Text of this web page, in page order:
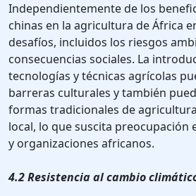
Independientemente de los
chinas en la agricultura de África
desafíos, incluidos los riesgos
consecuencias sociales. La
tecnologías y técnicas agrícolas
barreras culturales y también
formas tradicionales de
local, lo que suscita preocupación
y organizaciones africanos.
4.2 Resistencia al cambio